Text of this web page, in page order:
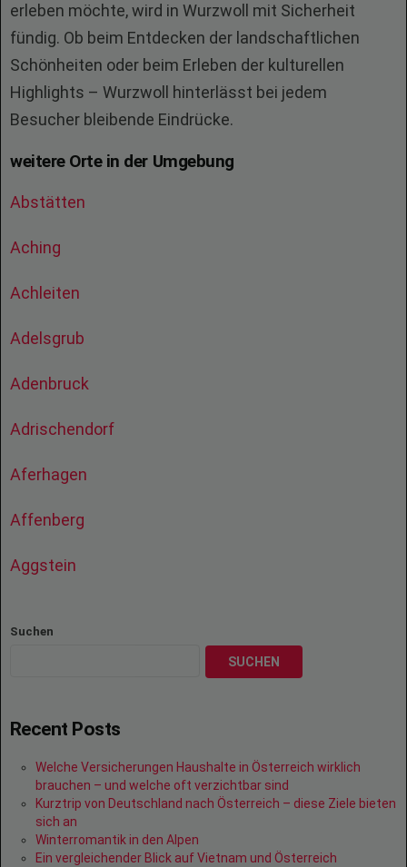
erleben möchte, wird in Wurzwoll mit Sicherheit
fündig. Ob beim Entdecken der landschaftlichen
Schönheiten oder beim Erleben der kulturellen
Highlights – Wurzwoll hinterlässt bei jedem
Besucher bleibende Eindrücke.
weitere Orte in der Umgebung
Abstätten
Aching
Achleiten
Adelsgrub
Adenbruck
Adrischendorf
Aferhagen
Affenberg
Aggstein
Suchen
SUCHEN
Recent Posts
Welche Versicherungen Haushalte in Österreich wirklich
brauchen – und welche oft verzichtbar sind
Kurztrip von Deutschland nach Österreich – diese Ziele bieten
sich an
Winterromantik in den Alpen
Ein vergleichender Blick auf Vietnam und Österreich